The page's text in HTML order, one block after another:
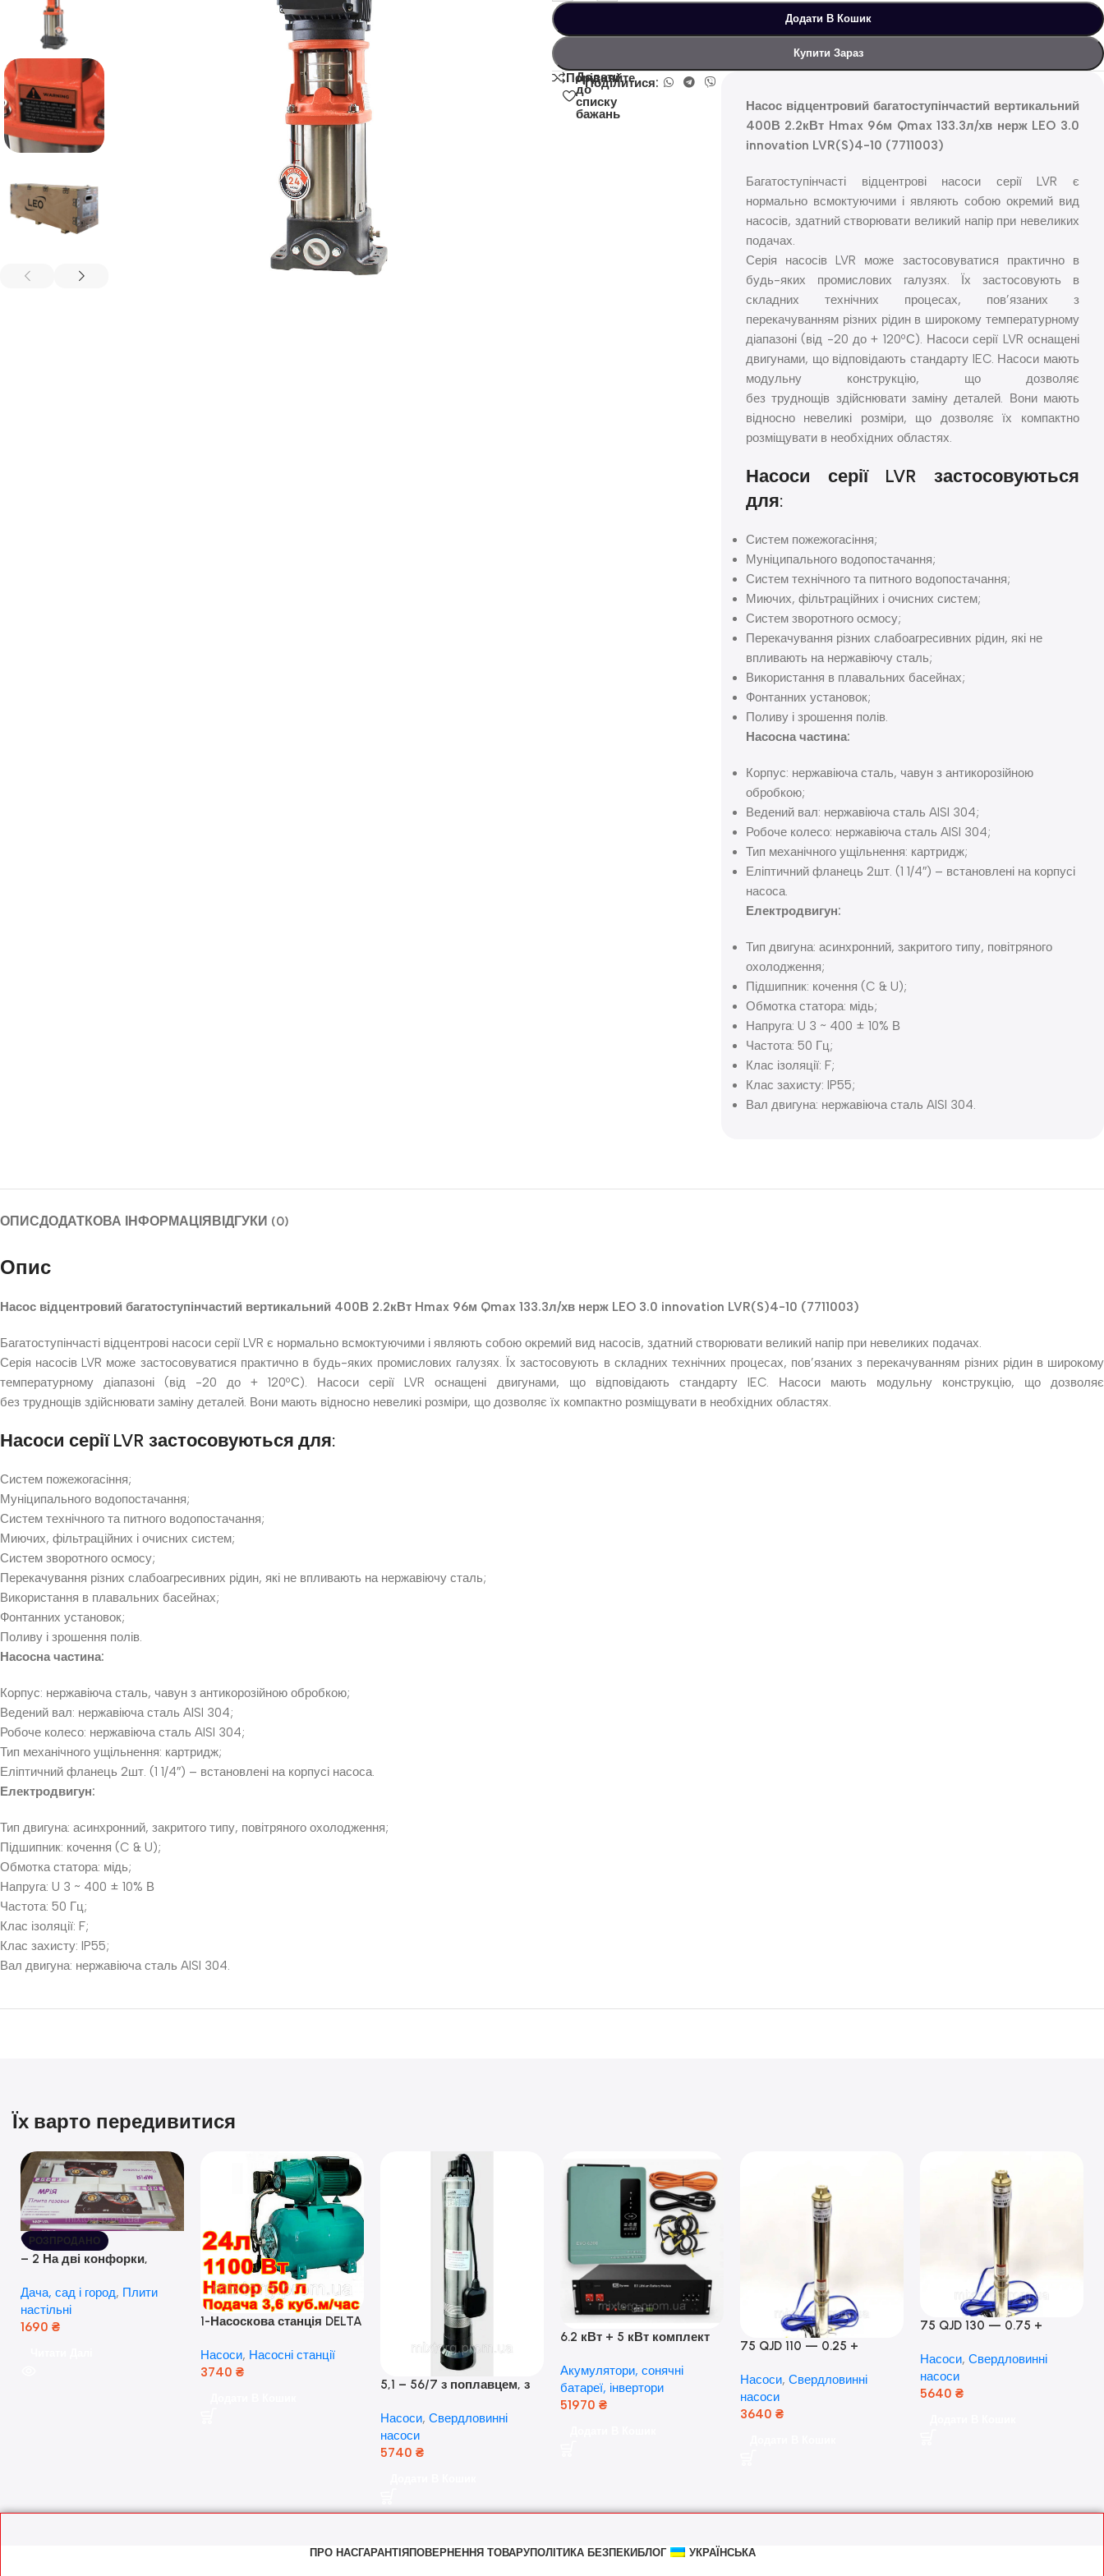
Додати В Кошик
Купити Зараз
Порівняйте
Додати
до
списку
бажань
Поділитися:
Насос відцентровий багатоступінчастий вертикальний
400В 2.2кВт Hmax 96м Qmax 133.3л/хв нерж LEO 3.0
innovation LVR(S)4-10 (7711003)
Багатоступінчасті відцентрові насоси серії LVR є
нормально всмоктуючими і являють собою окремий вид
насосів, здатний створювати великий напір при невеликих
подачах.
Серія насосів LVR може застосовуватися практично в
будь-яких промислових галузях. Їх застосовують в
складних технічних процесах, пов’язаних з
перекачуванням різних рідин в широкому температурному
діапазоні (від -20 до + 120ºС). Насоси серії LVR оснащені
двигунами, що відповідають стандарту IEC. Насоси мають
модульну конструкцію, що дозволяє
без труднощів здійснювати заміну деталей. Вони мають
відносно невеликі розміри, що дозволяє їх компактно
розміщувати в необхідних областях.
Насоси серії LVR застосовуються
для:
Систем пожежогасіння;
Муніципального водопостачання;
Систем технічного та питного водопостачання;
Миючих, фільтраційних і очисних систем;
Систем зворотного осмосу;
Перекачування різних слабоагресивних рідин, які не
впливають на нержавіючу сталь;
Використання в плавальних басейнах;
Фонтанних установок;
Поливу і зрошення полів.
Насосна частина:
Корпус: нержавіюча сталь, чавун з антикорозійною
обробкою;
Ведений вал: нержавіюча сталь AISI 304;
Робоче колесо: нержавіюча сталь AISI 304;
Тип механічного ущільнення: картридж;
Еліптичний фланець 2шт. (1 1/4″) – встановлені на корпусі
насоса.
Електродвигун:
Тип двигуна: асинхронний, закритого типу, повітряного
охолодження;
Підшипник: кочення (C & U);
Обмотка статора: мідь;
Напруга: U 3 ~ 400 ± 10% В
Частота: 50 Гц;
Клас ізоляції: F;
Клас захисту: IP55;
Вал двигуна: нержавіюча сталь AISI 304.
ОПИСДОДАТКОВА ІНФОРМАЦІЯВІДГУКИ (0)
Опис
Насос відцентровий багатоступінчастий вертикальний 400В 2.2кВт Hmax 96м Qmax 133.3л/хв нерж LEO 3.0 innovation LVR(S)4-10 (7711003)
Багатоступінчасті відцентрові насоси серії LVR є нормально всмоктуючими і являють собою окремий вид насосів, здатний створювати великий напір при невеликих подачах.
Серія насосів LVR може застосовуватися практично в будь-яких промислових галузях. Їх застосовують в складних технічних процесах, пов’язаних з перекачуванням різних рідин в широкому
температурному діапазоні (від -20 до + 120ºС). Насоси серії LVR оснащені двигунами, що відповідають стандарту IEC. Насоси мають модульну конструкцію, що дозволяє
без труднощів здійснювати заміну деталей. Вони мають відносно невеликі розміри, що дозволяє їх компактно розміщувати в необхідних областях.
Насоси серії LVR застосовуються для:
Систем пожежогасіння;
Муніципального водопостачання;
Систем технічного та питного водопостачання;
Миючих, фільтраційних і очисних систем;
Систем зворотного осмосу;
Перекачування різних слабоагресивних рідин, які не впливають на нержавіючу сталь;
Використання в плавальних басейнах;
Фонтанних установок;
Поливу і зрошення полів.
Насосна частина:
Корпус: нержавіюча сталь, чавун з антикорозійною обробкою;
Ведений вал: нержавіюча сталь AISI 304;
Робоче колесо: нержавіюча сталь AISI 304;
Тип механічного ущільнення: картридж;
Еліптичний фланець 2шт. (1 1/4″) – встановлені на корпусі насоса.
Електродвигун:
Тип двигуна: асинхронний, закритого типу, повітряного охолодження;
Підшипник: кочення (C & U);
Обмотка статора: мідь;
Напруга: U 3 ~ 400 ± 10% В
Частота: 50 Гц;
Клас ізоляції: F;
Клас захисту: IP55;
Вал двигуна: нержавіюча сталь AISI 304.
Їх варто передивитися
РОЗПРОДАНО
– 2 На дві конфорки,
розпалюванням.
Дача, сад і город, Плити
настільні
1690 ₴
1-Насоскова станція DELTA
кВт) ( Польща)
Насоси, Насосні станції
3740 ₴
5,1 – 56/7 з поплавцем, з
(оригінал Польща)
Насоси, Свердловинні
насоси
5740 ₴
6.2 кВт + 5 кВт комплект
Гібридний інвертор Anern
та акумулятор Dyness, 50А
Акумулятори, сонячні
батареї, інвертори
51970 ₴
75 QJD 110 — 0.25 +
Мідь!
Насоси, Свердловинні
насоси
3640 ₴
75 QJD 130 — 0.75 +
Насоси, Свердловинні
насоси
5640 ₴
ПРО НАСГАРАНТІЯ ПОВЕРНЕННЯ ТОВАРУПОЛІТИКА БЕЗПЕКИ БЛОГ УКРАЇНСЬКА